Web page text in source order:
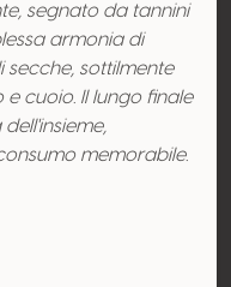
segnato da tannini
armonia di
secche, sottilmente
cuoio. Il lungo finale
memorabile.